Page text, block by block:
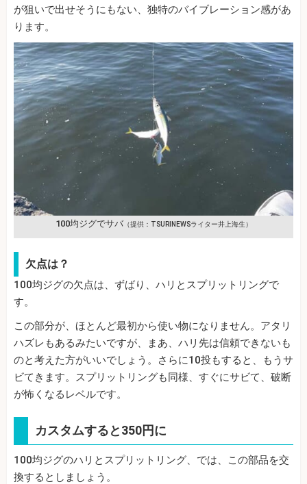
が狙いで出せそうにもない、独特のバイブレーション感があ
ります。
100均ジグでサバ（提供：TSURINEWSライター井上海生）
欠点は？
100均ジグの欠点は、ずばり、ハリとスプリットリングで
す。
この部分が、ほとんど最初から使い物になりません。アタリ
ハズレもあるみたいですが、まあ、ハリ先は信頼できないも
のと考えた方がいいでしょう。さらに10投もすると、もうサ
ビてきます。スプリットリングも同様、すぐにサビて、破断
が怖くなるレベルです。
カスタムすると350円に
100均ジグのハリとスプリットリング、では、この部品を交
換するとしましょう。